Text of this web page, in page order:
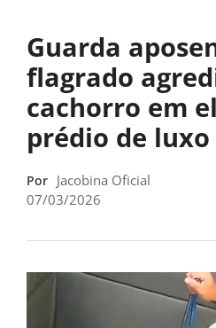
Guarda
flagrado
cachorro em
prédio de luxo
Por Jacobina Oficial
07/03/2026